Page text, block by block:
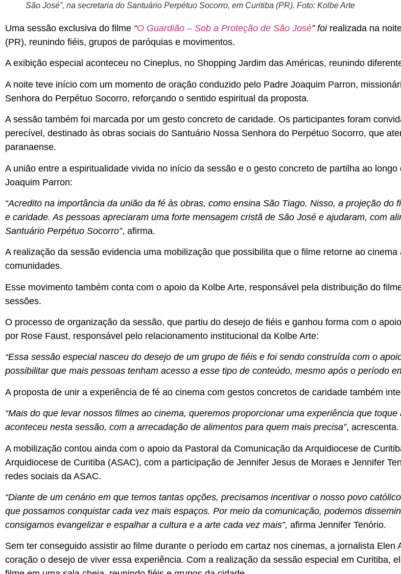
São José”, na secretaria do Santuário Perpétuo Socorro, em Curitiba (PR). Foto: Kolbe Arte
Uma sessão exclusiva do filme “O Guardião – Sob a Proteção de São José” foirealizada na
(PR), reunindo fiéis, grupos de paróquias e movimentos.
A exibição especial aconteceu no Cineplus, no Shopping Jardim das Américas, reunindo
A noite teve início com um momento de oração conduzido pelo Padre Joaquim Parron,
Senhora do Perpétuo Socorro, reforçando o sentido espiritual da proposta.
A sessão também foi marcada por um gesto concreto de caridade. Os participantes foram
perecível, destinado às obras sociais do Santuário Nossa Senhora do Perpétuo Socorro, que
paranaense.
A união entre a espiritualidade vivida no início da sessão e o gesto concreto de partilha ao
Joaquim Parron:
“Acredito na importância da união da fé às obras, como ensina São Tiago. Nisso, a projeção do
e caridade. As pessoas apreciaram uma forte mensagem cristã de São José e ajudaram, com
Santuário Perpétuo Socorro”, afirma.
A realização da sessão evidencia uma mobilização que possibilita que o filme retorne ao
comunidades.
Esse movimento também conta com o apoio da Kolbe Arte, responsável pela distribuição do
sessões.
O processo de organização da sessão, que partiu do desejo de fiéis e ganhou forma com o
por Rose Faust, responsável pelo relacionamento institucional da Kolbe Arte:
“Essa sessão especial nasceu do desejo de um grupo de fiéis e foi sendo construída com o
possibilitar que mais pessoas tenham acesso a esse tipo de conteúdo, mesmo após o período
A proposta de unir a experiência de fé ao cinema com gestos concretos de caridade também
“Mais do que levar nossos filmes ao cinema, queremos proporcionar uma experiência que
aconteceu nesta sessão, com a arrecadação de alimentos para quem mais precisa”, acrescenta.
A mobilização contou ainda com o apoio da Pastoral da Comunicação da Arquidiocese de
Arquidiocese de Curitiba (ASAC), com a participação de Jennifer Jesus de Moraes e Jennifer
redes sociais da ASAC.
“Diante de um cenário em que temos tantas opções, precisamos incentivar o nosso povo
que possamos conquistar cada vez mais espaços. Por meio da comunicação, podemos
consigamos evangelizar e espalhar a cultura e a arte cada vez mais”, afirma Jennifer Tenório.
Sem ter conseguido assistir ao filme durante o período em cartaz nos cinemas, a jornalista Elen
coração o desejo de viver essa experiência. Com a realização da sessão especial em Curitiba,